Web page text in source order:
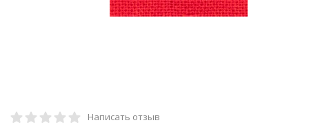
Написать отзыв